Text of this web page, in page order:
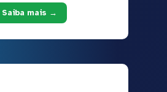
Saiba mais →